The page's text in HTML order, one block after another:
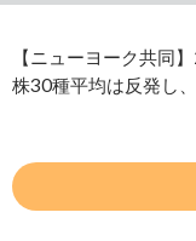
【ニューヨーク共同
株30種平均は反発し